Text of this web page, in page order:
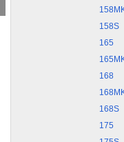
158S
165
168
168S
175